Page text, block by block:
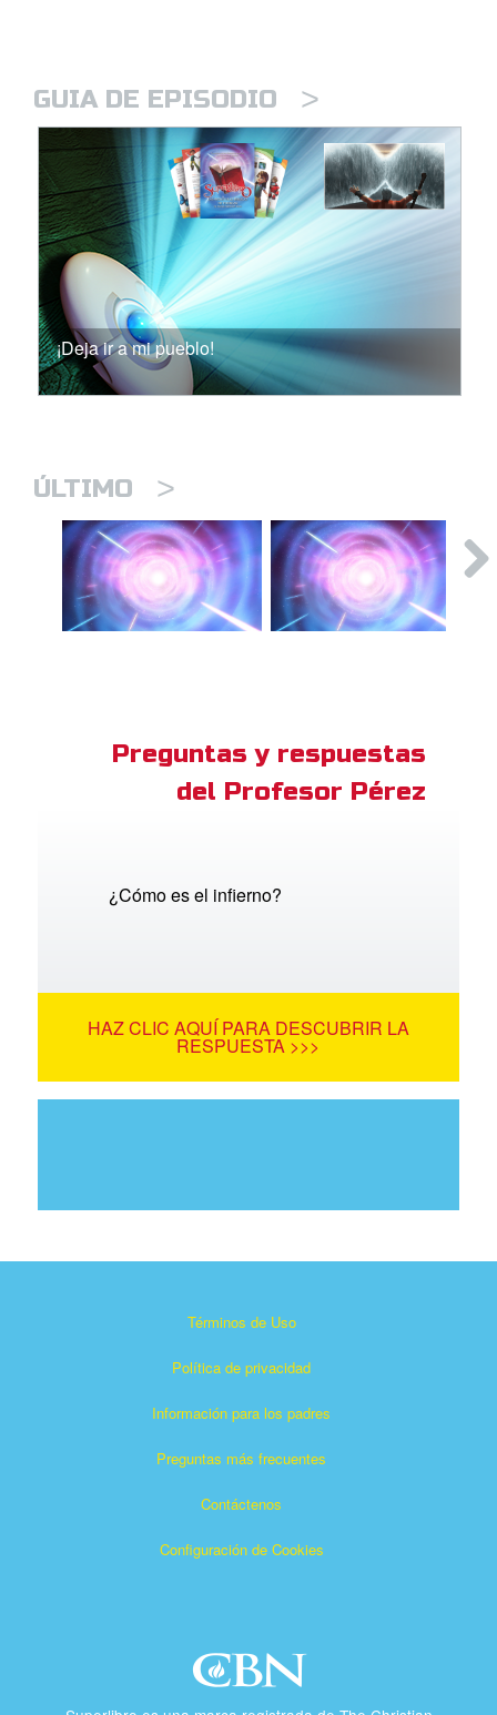
GUIA DE EPISODIO >
¡Deja ir a mi pueblo!
ÚLTIMO >
Preguntas y respuestas
del Profesor Pérez
¿Cómo es el infierno?
HAZ CLIC AQUÍ PARA DESCUBRIR LA
RESPUESTA >>>
Términos de Uso
Política de privacidad
Información para los padres
Preguntas más frecuentes
Contáctenos
Configuración de Cookies